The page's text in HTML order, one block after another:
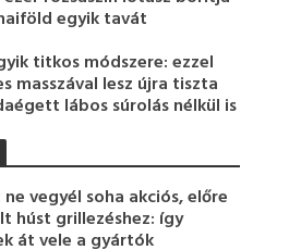
egyik tavát
titkos módszere: ezzel
masszával lesz újra tiszta
lábos súrolás nélkül is
ne vegyél soha akciós, előre
húst grillezéshez: így
át vele a gyártók